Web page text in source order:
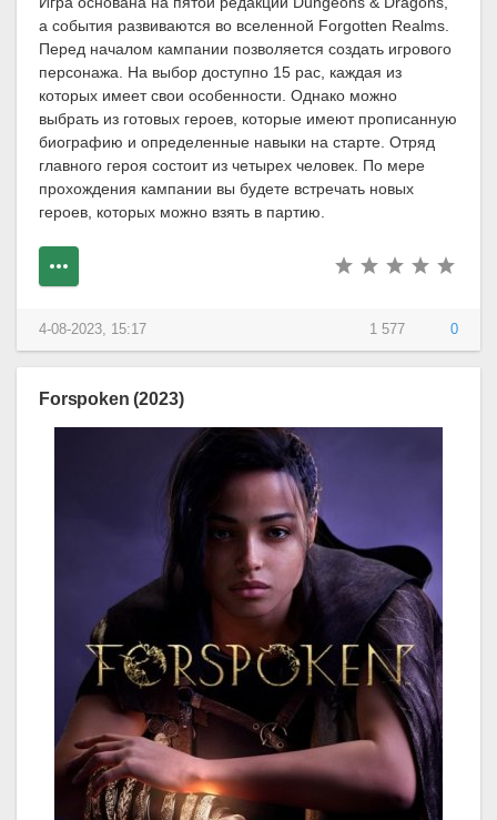
а события развиваются во вселенной Forgotten Realms.
Перед началом кампании позволяется создать игрового
персонажа. На выбор доступно 15 рас, каждая из
которых имеет свои особенности. Однако можно
выбрать из готовых героев, которые имеют прописанную
биографию и определенные навыки на старте. Отряд
главного героя состоит из четырех человек. По мере
прохождения кампании вы будете встречать новых
героев, которых можно взять в партию.
1 577 0
4-08-2023, 15:17
Forspoken (2023)